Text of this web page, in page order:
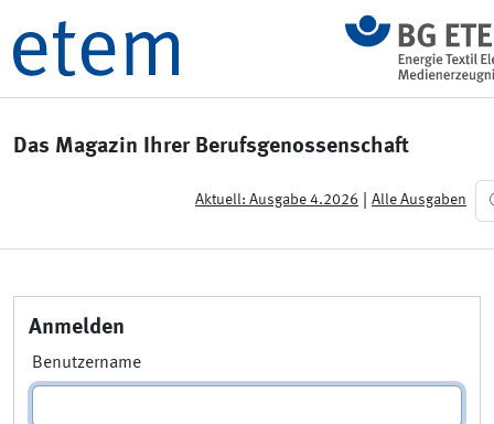
Das Magazin Ihrer Berufsgenossenschaft
Aktuell: Ausgabe 4.2026 Alle Ausgaben
Anmelden
Benutzername